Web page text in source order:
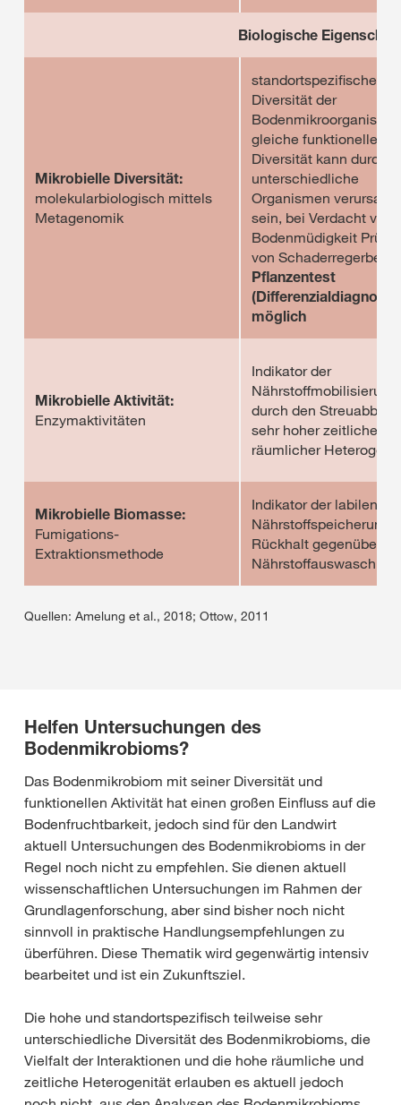
Biologische
Mikrobielle Diversität:
molekularbiologisch mittels
Metagenomik
standortspezifische
Diversität der
gleiche funktionelle
Diversität kann durch
unterschiedliche
Organismen verursacht
sein, bei Verdacht von
Bodenmüdigkeit
von
Pflanzentest
möglich
Mikrobielle Aktivität:
Enzymaktivitäten
Indikator der
Nährstoffmobilisierung
durch den Streuabbau
sehr hoher zeitlicher
räumlicher
Mikrobielle Biomasse:
Fumigations-
Extraktionsmethode
Indikator der labilen
Nährstoffspeicherung,
Rückhalt gegenüber
Nährstoffauswaschung
Quellen: Amelung et al., 2018; Ottow, 2011
Helfen Untersuchungen des
Bodenmikrobioms?
Das Bodenmikrobiom mit seiner Diversität und
funktionellen Aktivität hat einen großen Einfluss auf die
Bodenfruchtbarkeit, jedoch sind für den Landwirt
aktuell Untersuchungen des Bodenmikrobioms in der
Regel noch nicht zu empfehlen. Sie dienen aktuell
wissenschaftlichen Untersuchungen im Rahmen der
Grundlagenforschung, aber sind bisher noch nicht
sinnvoll in praktische Handlungsempfehlungen zu
überführen. Diese Thematik wird gegenwärtig intensiv
bearbeitet und ist ein Zukunftsziel.
Die hohe und standortspezifisch teilweise sehr
unterschiedliche Diversität des Bodenmikrobioms, die
Vielfalt der Interaktionen und die hohe räumliche und
zeitliche Heterogenität erlauben es aktuell jedoch